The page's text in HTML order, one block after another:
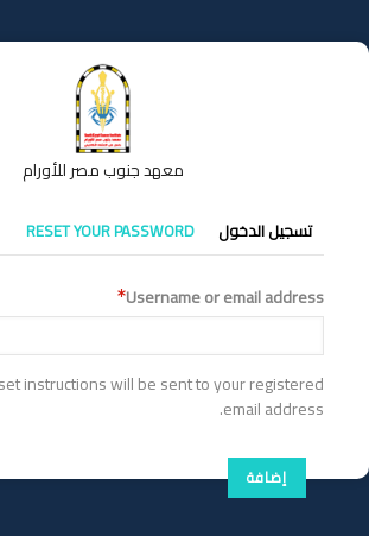
إلى
المحتوى
معهد جنوب مصر للأورام
التبويبات
الأساسية
تسجيل الدخول RESET YOUR PASSWORD
Username or email address
instructions will be sent to your registered
email address.